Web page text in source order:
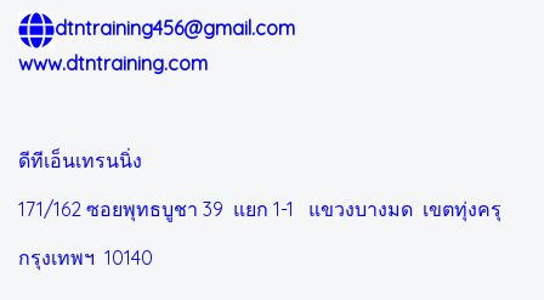
dtntraining456@gmail.com
www.dtntraining.com
ดีทีเอ็นเทรนนิ่ง
171/162 ซอยพุทธบูชา 39 แยก 1-1 แขวงบางมด เขตทุ่งครุ
กรุงเทพฯ 10140